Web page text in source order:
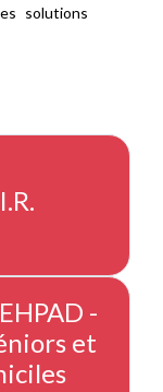
solutions
-
et